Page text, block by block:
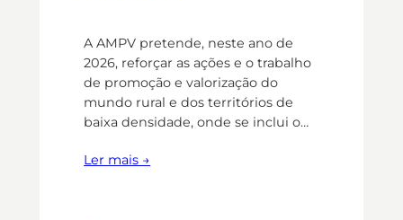
A AMPV pretende, neste ano de
2026, reforçar as ações e o trabalho
de promoção e valorização do
mundo rural e dos territórios de
baixa densidade, onde se inclui o…
Ler mais →